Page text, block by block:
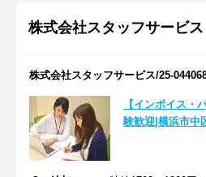
株式会社スタッフサービス
株式会社スタッフサービス/25-
【インボイス・
験歓迎|横浜市中